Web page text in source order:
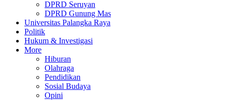
DPRD Seruyan
DPRD Gunung Mas
Universitas Palangka Raya
Politik
Hukum & Investigasi
More
Hiburan
Olahraga
Pendidikan
Sosial Budaya
Opini